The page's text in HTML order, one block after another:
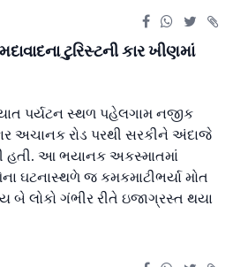
ટુરિસ્ટની કાર ખીણમાં
પર્યટન સ્થળ પહેલગામ નજીક
અચાનક રોડ પરથી સરકીને અંદાજે
હતી. આ ભયાનક અકસ્માતમાં
ઘટનાસ્થળે જ કમકમાટીભર્યા મોત
બે લોકો ગંભીર રીતે ઇજાગ્રસ્ત થયા